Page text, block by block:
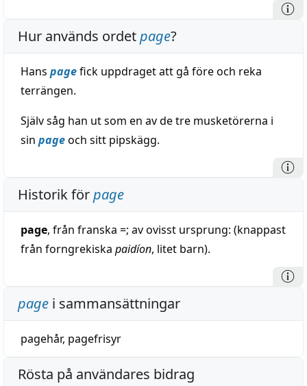
Hur används ordetpage?
Hans pagefick uppdraget att gå före och reka
terrängen.
Själv såg han ut som en av de tre musketörerna i
sin pageoch sitt pipskägg.
Historik förpage
page, från franska =; av ovisst ursprung: (knappast
från forngrekiska paidíon, litet barn).
page i sammansättningar
pagehår, pagefrisyr
Rösta på användares bidrag